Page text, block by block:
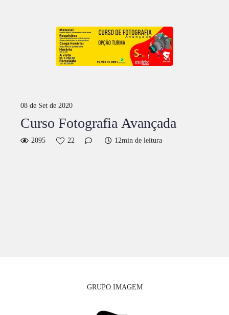
08 de Set de 2020
Curso Fotografia Avançada
2095 22 12min de leitura
GRUPO IMAGEM